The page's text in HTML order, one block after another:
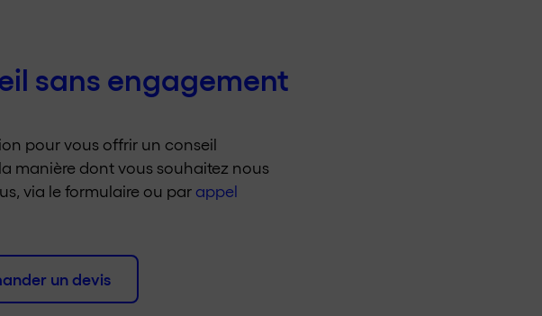
sans engagement
pour vous offrir un conseil
manière dont vous souhaitez nous
via le formulaire ou par appel
un devis